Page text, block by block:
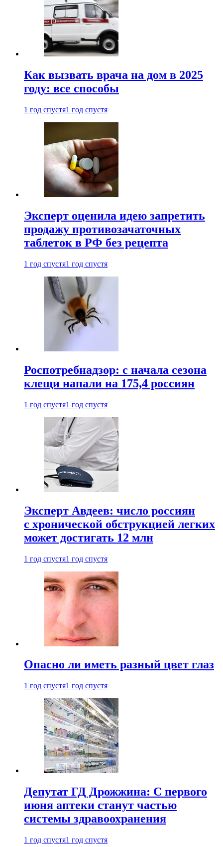
Как вызвать врача на дом в 2025
году: все способы
1 год спустя1 год спустя
Эксперт оценила идею запретить
продажу противозачаточных
таблеток в РФ без рецепта
1 год спустя1 год спустя
Роспотребнадзор: с начала сезона
клещи напали на 175,4 россиян
1 год спустя1 год спустя
Эксперт Авдеев: число россиян
с хронической обструкцией легких
может достигать 12 млн
1 год спустя1 год спустя
Опасно ли иметь разный цвет глаз
1 год спустя1 год спустя
Депутат ГД Дрожжина: С первого
июня аптеки станут частью
системы здравоохранения
1 год спустя1 год спустя